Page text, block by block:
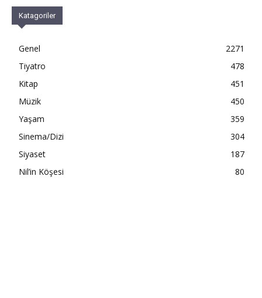
Katagoriler
Genel
2271
Tiyatro
478
Kitap
451
Müzik
450
Yaşam
359
Sinema/Dizi
304
Siyaset
187
Nil’in Köşesi
80